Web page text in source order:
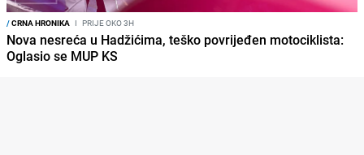
/CRNA HRONIKA I PRIJE OKO 3H
Nova nesreća u Hadžićima, teško povrijeđen motociklista:
Oglasio se MUP KS